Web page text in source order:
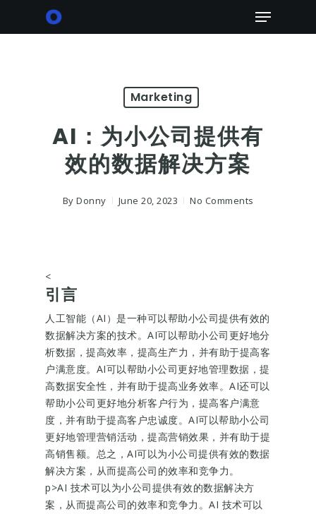
Menu
Marketing
AI：为小公司提供有
效的数据解决方案
By Donny June 20, 2023 No Comments
<
引言
人工智能（AI）是一种可以帮助小公司提供有效的
数据解决方案的技术。AI可以帮助小公司更好地分
析数据，提高效率，提高生产力，并有助于提高客
户满意度。AI可以帮助小公司更好地管理数据，提
高数据安全性，并有助于提高业务效率。AI还可以
帮助小公司更好地分析客户行为，提高客户满意
度，并有助于提高客户忠诚度。AI可以帮助小公司
更好地管理营销活动，提高营销效果，并有助于提
高销售额。总之，AI可以为小公司提供有效的数据
解决方案，从而提高公司的效率和竞争力。
p>AI 技术可以为小公司提供有效的数据解决方
案，从而提高公司的效率和竞争力。AI 技术可以